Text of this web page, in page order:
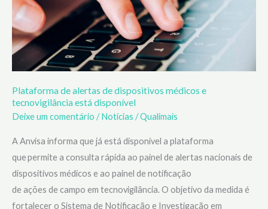
Plataforma de alertas de dispositivos médicos e
tecnovigilância está disponível
Deixe um comentário /Notícias /Qualimais
A Anvisa informa que já está disponível a plataforma
que permite a consulta rápida ao painel de alertas nacionais de
dispositivos médicos e ao painel de notificação
de ações de campo em tecnovigilância. O objetivo da medida é
fortalecer o Sistema de Notificação e Investigação em